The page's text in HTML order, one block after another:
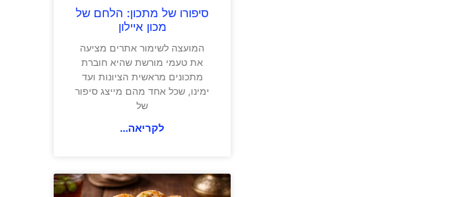
סיפורו של מתכון: הלחם של
מכון איילון
המועצה לשימור אתרים מציעה
את טעמי מורשת שהיא חוברת
מתכונים מראשית הציונות ועד
ימינו, שכל אחד מהם מייצג סיפור
של
לקריאה...